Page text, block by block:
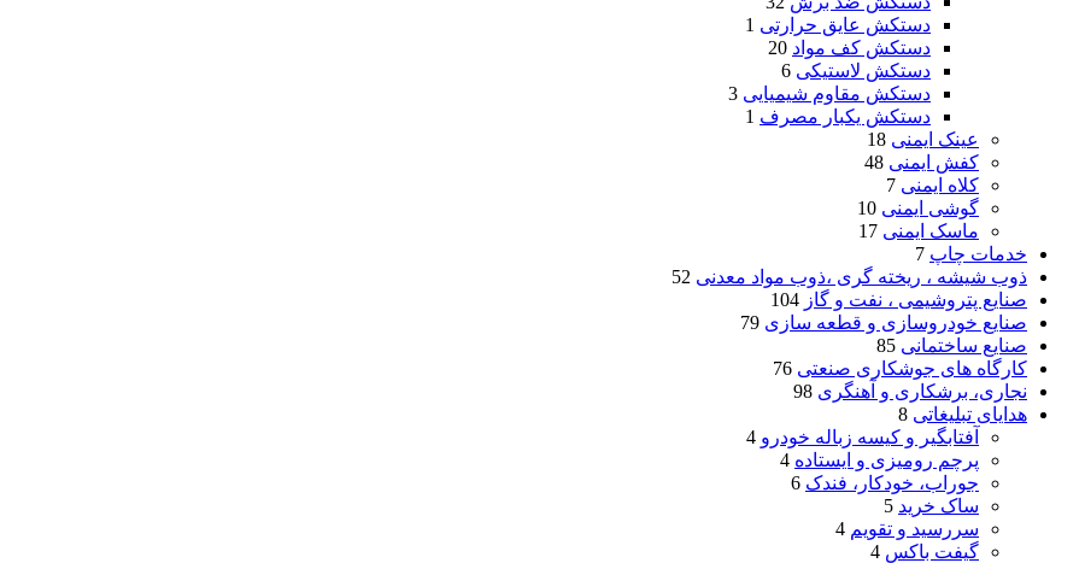
دستکش عایق حرارتی 1
دستکش کف مواد 20
دستکش لاستیکی 6
دستکش مقاوم شیمیایی 3
دستکش یکبار مصرف 1
عینک ایمنی 18
کفش ایمنی 48
کلاه ایمنی 7
گوشی ایمنی 10
ماسک ایمنی 17
خدمات چاپ 7
ذوب شیشه ، ریخته گری ،ذوب مواد معدنی 52
صنایع پتروشیمی ، نفت و گاز 104
صنایع خودروسازی و قطعه سازی 79
صنایع ساختمانی 85
کارگاه های جوشکاری صنعتی 76
نجاری، برشکاری و آهنگری 98
هدایای تبلیغاتی 8
آفتابگیر و کیسه زباله خودرو 4
پرچم رومیزی و ایستاده 4
جوراب، خودکار، فندک 6
ساک خرید 5
سررسید و تقویم 4
گیفت باکس 4